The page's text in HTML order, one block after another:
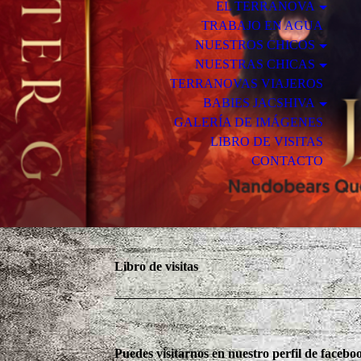
EL TERRANOVA
TRABAJO EN AGUA
NUESTROS CHICOS
NUESTRAS CHICAS
TERRANOVAS VIAJEROS
BABIES JACSHIVA
GALERÍA DE IMÁGENES
LIBRO DE VISITAS
CONTACTO
Libro de visitas
Puedes visitarnos en nuestro perfil de